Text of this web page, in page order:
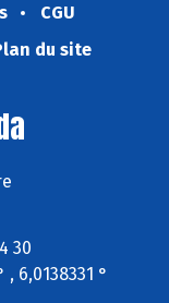
CGU
du site
30
, 6,0138331 °